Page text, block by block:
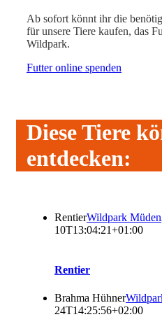
Ab sofort könnt ihr die
für unsere Tiere kaufen, das
Wildpark.
Futter online spenden
Diese Tiere
entdecken:
RentierWildpark Müden
10T13:04:21+01:00
Rentier
Brahma Hühner
24T14:25:56+02:00